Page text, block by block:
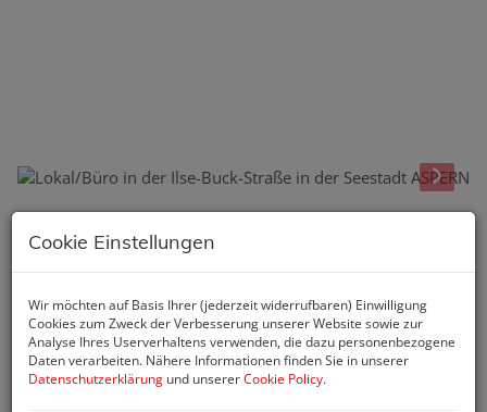
Beschreibung
Kombination individueller Lebens- und Arbeitsstile
ermöglicht.
Hochwertiges Wohnen mit Geschäften, Büros und Ateliers
im Erdgeschoß.
Cookie Einstellungen
Wir möchten auf Basis Ihrer (jederzeit widerrufbaren) Einwilligung
Cookies zum Zweck der Verbesserung unserer Website sowie zur
Analyse Ihres Userverhaltens verwenden, die dazu personenbezogene
Daten verarbeiten. Nähere Informationen finden Sie in unserer
Datenschutzerklärung und unsererCookie Policy.